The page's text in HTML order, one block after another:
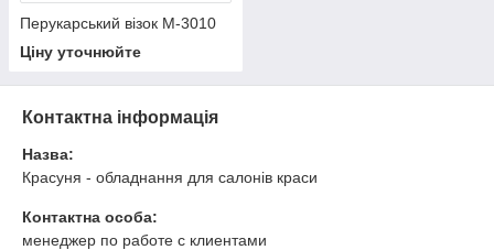
Перукарський візок М-3010
Ціну уточнюйте
Контактна інформація
Назва:
Красуня - обладнання для салонів краси
Контактна особа:
менеджер по работе с клиентами